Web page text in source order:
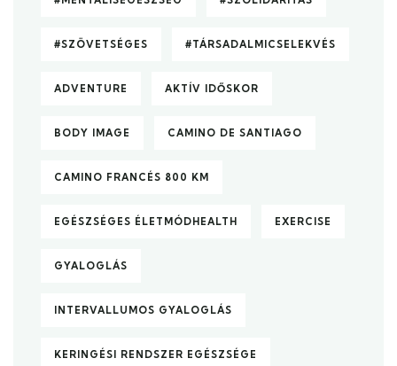
#SZÖVETSÉGES #TÁRSADALMICSELEKVÉS
ADVENTURE AKTÍV IDŐSKOR
BODY IMAGE CAMINO DE SANTIAGO
CAMINO FRANCÉS 800 KM
EGÉSZSÉGES ÉLETMÓDHEALTH EXERCISE
GYALOGLÁS
INTERVALLUMOS GYALOGLÁS
KERINGÉSI RENDSZER EGÉSZSÉGE